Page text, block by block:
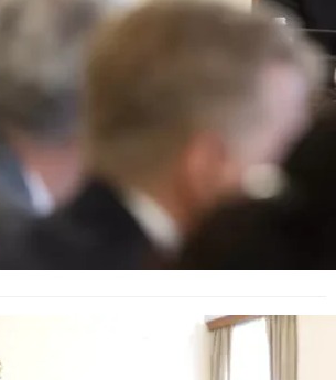
Земеделците ще получат
„украинска помощ“ седмица по-
рано